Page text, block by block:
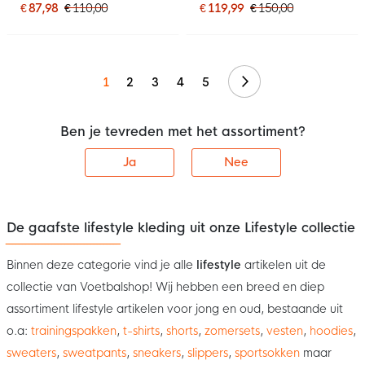
€ 87,98 € 110,00
€ 119,99 € 150,00
1 2 3 4 5 Volgende
Ben je tevreden met het assortiment?
Ja Nee
De gaafste lifestyle kleding uit onze Lifestyle collectie
Binnen deze categorie vind je alle lifestyle artikelen uit de
collectie van Voetbalshop! Wij hebben een breed en diep
assortiment lifestyle artikelen voor jong en oud, bestaande uit
o.a: trainingspakken, t-shirts, shorts, zomersets, vesten, hoodies,
sweaters, sweatpants, sneakers, slippers, sportsokken maar